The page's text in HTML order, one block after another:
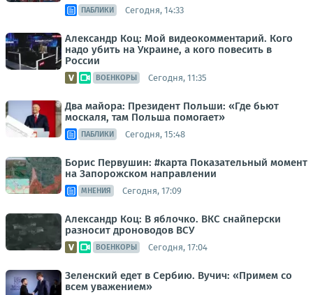
ПАБЛИКИ Сегодня, 14:33
Александр Коц: Мой видеокомментарий. Кого
надо убить на Украине, а кого повесить в
России
ВОЕНКОРЫ Сегодня, 11:35
Два майора: Президент Польши: «Где бьют
москаля, там Польша помогает»
ПАБЛИКИ Сегодня, 15:48
Борис Первушин: #карта Показательный момент
на Запорожском направлении
МНЕНИЯ Сегодня, 17:09
Александр Коц: В яблочко. ВКС снайперски
разносит дроноводов ВСУ
ВОЕНКОРЫ Сегодня, 17:04
Зеленский едет в Сербию. Вучич: «Примем со
всем уважением»